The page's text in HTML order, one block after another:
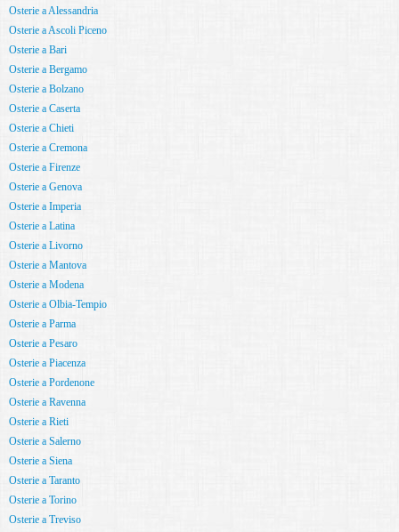
Osterie a Alessandria
Osterie a Ascoli Piceno
Osterie a Bari
Osterie a Bergamo
Osterie a Bolzano
Osterie a Caserta
Osterie a Chieti
Osterie a Cremona
Osterie a Firenze
Osterie a Genova
Osterie a Imperia
Osterie a Latina
Osterie a Livorno
Osterie a Mantova
Osterie a Modena
Osterie a Olbia-Tempio
Osterie a Parma
Osterie a Pesaro
Osterie a Piacenza
Osterie a Pordenone
Osterie a Ravenna
Osterie a Rieti
Osterie a Salerno
Osterie a Siena
Osterie a Taranto
Osterie a Torino
Osterie a Treviso